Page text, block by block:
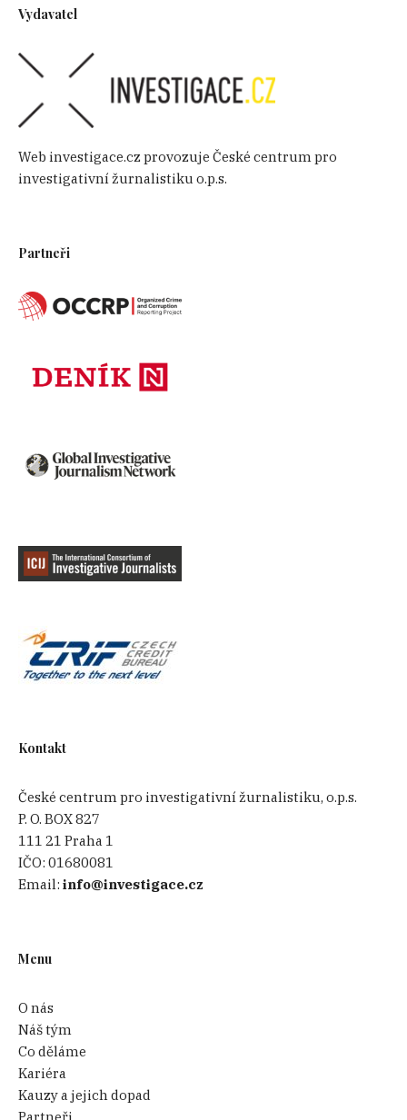
Vydavatel
Web investigace.cz provozuje České centrum pro
investigativní žurnalistiku o.p.s.
Partneři
Kontakt
České centrum pro investigativní žurnalistiku, o.p.s.
P. O. BOX 827
111 21 Praha 1
IČO:01680081
Email:info@investigace.cz
Menu
O nás
Náš tým
Co děláme
Kariéra
Kauzy a jejich dopad